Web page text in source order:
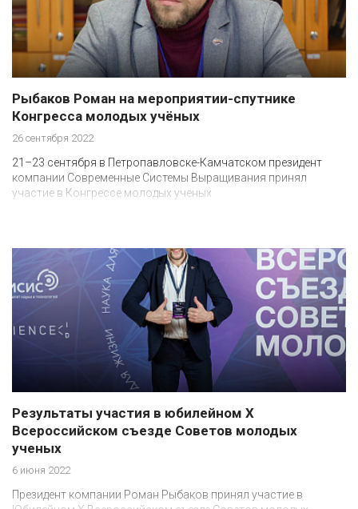
Рыбаков Роман на мероприятии-спутнике
Конгресса молодых учёных
26 сентября 2022
21–23 сентября в Петропавловске-Камчатском президент
компании Современные Системы Выращивания принял
участие в Конгрессе молодых ученых
Результаты участия в юбилейном Х
Всероссийском съезде Советов молодых
ученых
6 июня 2022
Президент компании Роман Рыбаков принял участие в